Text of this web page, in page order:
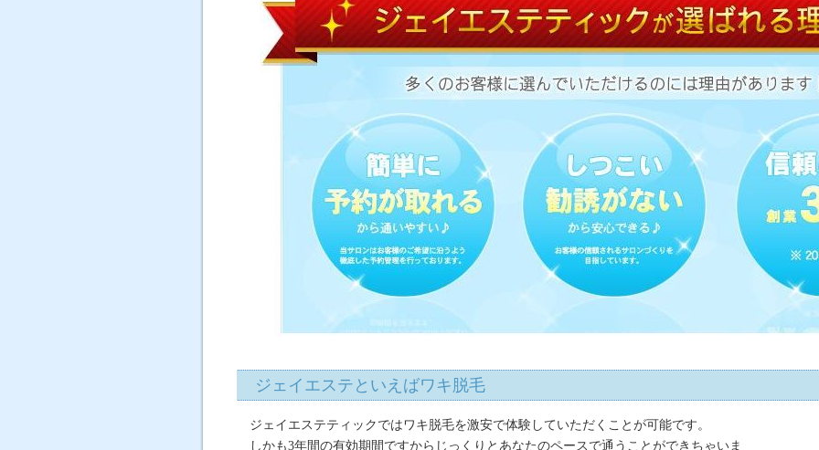
ジェイエステといえばワキ脱毛
ジェイエステティックではワキ脱毛を激安で体験していただくことが可能です。
しかも3年間の有効期間ですからじっくりとあなたのペースで通うことができちゃいま